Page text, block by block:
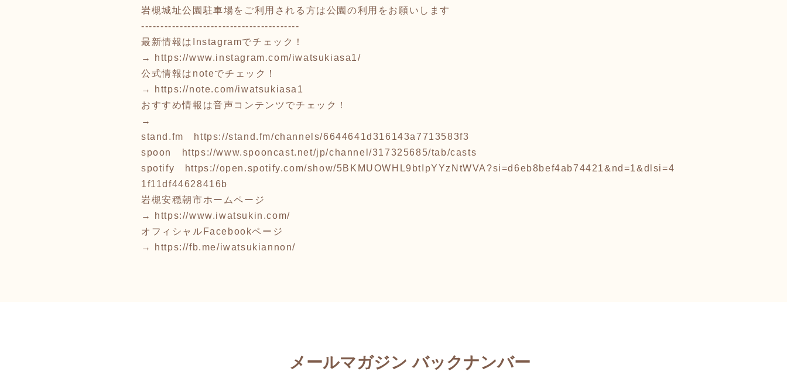
岩槻城址公園駐車場をご利用される方は公園の利用をお願いします
-----------------------------------------
最新情報はInstagramでチェック！
→
https://www.instagram.com/iwatsukiasa1/
公式情報はnoteでチェック！
→
https://note.com/iwatsukiasa1
おすすめ情報は音声コンテンツでチェック！
→
stand.fm https://stand.fm/channels/6644641d316143a7713583f3
spoon
https://www.spooncast.net/jp/channel/317325685/tab/casts
spotify
https://open.spotify.com/show/5BKMUOWHL9btIpYYzNtWVA?si=d6eb8bef4ab74421&nd=1&dlsi=4
1f11df44628416b
岩槻安穏朝市ホームページ
→
https://www.iwatsukin.com/
オフィシャルFacebookページ
→
https://fb.me/iwatsukiannon/
メールマガジン バックナンバー